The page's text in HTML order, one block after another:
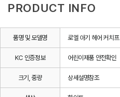
PRODUCT INFO
품명 및 모델명 로엘 아기 헤어 커치프
KC 인증정보 어린이제품 안전확인
크기, 중량 상세설명참조